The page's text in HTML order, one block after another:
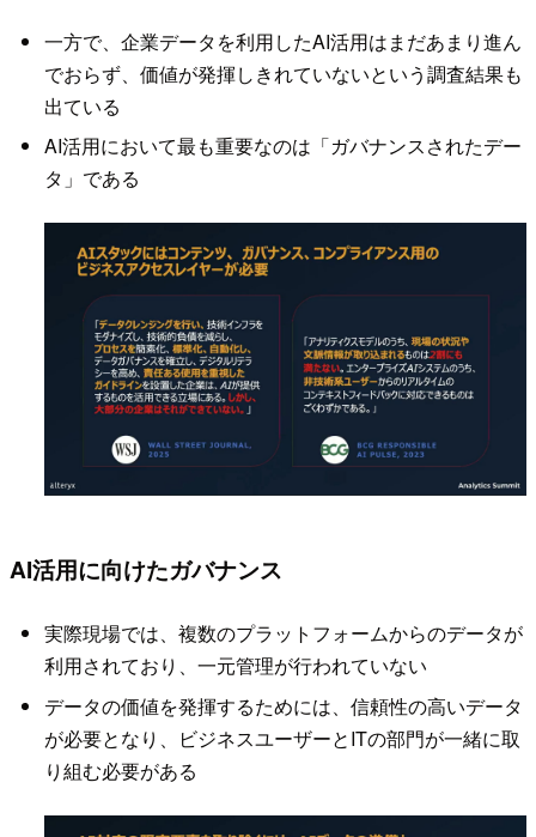
一方で、企業データを利用したAI活用はまだあまり進ん
でおらず、価値が発揮しきれていないという調査結果も
出ている
AI活用において最も重要なのは「ガバナンスされたデー
タ」である
AI活用に向けたガバナンス
実際現場では、複数のプラットフォームからのデータが
利用されており、一元管理が行われていない
データの価値を発揮するためには、信頼性の高いデータ
が必要となり、ビジネスユーザーとITの部門が一緒に取
り組む必要がある